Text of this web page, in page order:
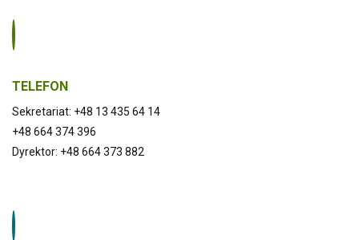
TELEFON
Sekretariat: +48 13 435 64 14
+48 664 374 396
Dyrektor: +48 664 373 882